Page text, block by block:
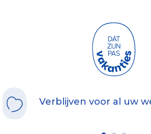
Verblijven voor al uw